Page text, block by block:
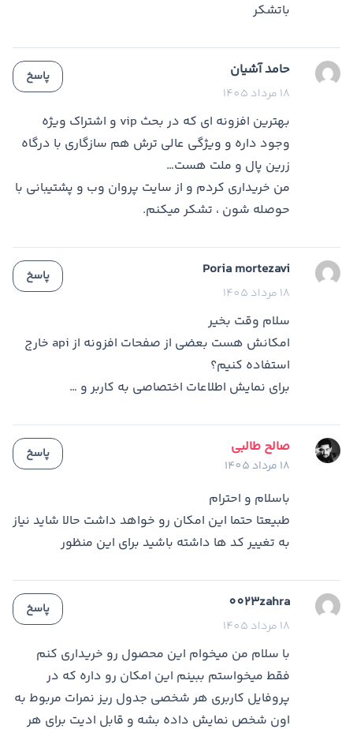
باتشکر
حامد آشیان
18 مرداد 1405
بهترین افزونه ای که در بحث vip و اشتراک ویژه
وجود داره و ویژگی عالی ترش هم سازگاری با درگاه
زرین پال و ملت هست…
من خریداری کردم و از سایت پروان وب و پشتیبانی با
حوصله شون ، تشکر میکنم.
پاسخ
Poria mortezavi
18 مرداد 1405
سلام وقت بخیر
امکانش هست بعضی از صفحات افزونه از api خارج
استفاده کنیم؟
برای نمایش اطلاعات اختصاصی به کاربر و …
پاسخ
صالح طالبی
18 مرداد 1405
باسلام و احترام
طبیعتا حتما این امکان رو خواهد داشت حالا شاید نیاز
به تغییر کد ها داشته باشید برای این منظور
پاسخ
0023zahra
18 مرداد 1405
با سلام من میخوام این محصول رو خریداری کنم
فقط میخواستم ببینم این امکان رو داره که در
پروفایل کاربری هر شخصی جدول ریز نمرات مربوط به
اون شخص نمایش داده بشه و قابل ادیت برای هر
پاسخ